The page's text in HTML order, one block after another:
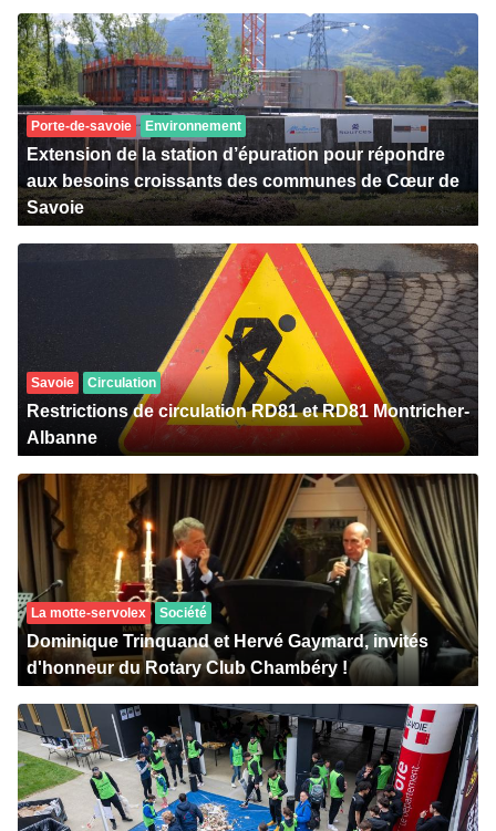
Porte-de-savoie Environnement
Extension de la station d’épuration pour répondre
aux besoins croissants des communes de Cœur de
Savoie
Savoie Circulation
Restrictions de circulation RD81 et RD81 Montricher-
Albanne
La motte-servolex Société
Dominique Trinquand et Hervé Gaymard, invités
d'honneur du Rotary Club Chambéry !